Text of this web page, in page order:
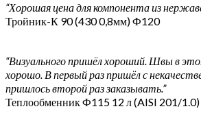
“Хорошая цена для компонента из
Тройник-К 90 (430 0,8мм) Ф120
“Визуального пришёл хороший. Швы в
хорошо. В первый раз пришёл с
пришлось второй раз заказывать.”
Теплообменник Ф115 12 л (AISI 201/1.0)